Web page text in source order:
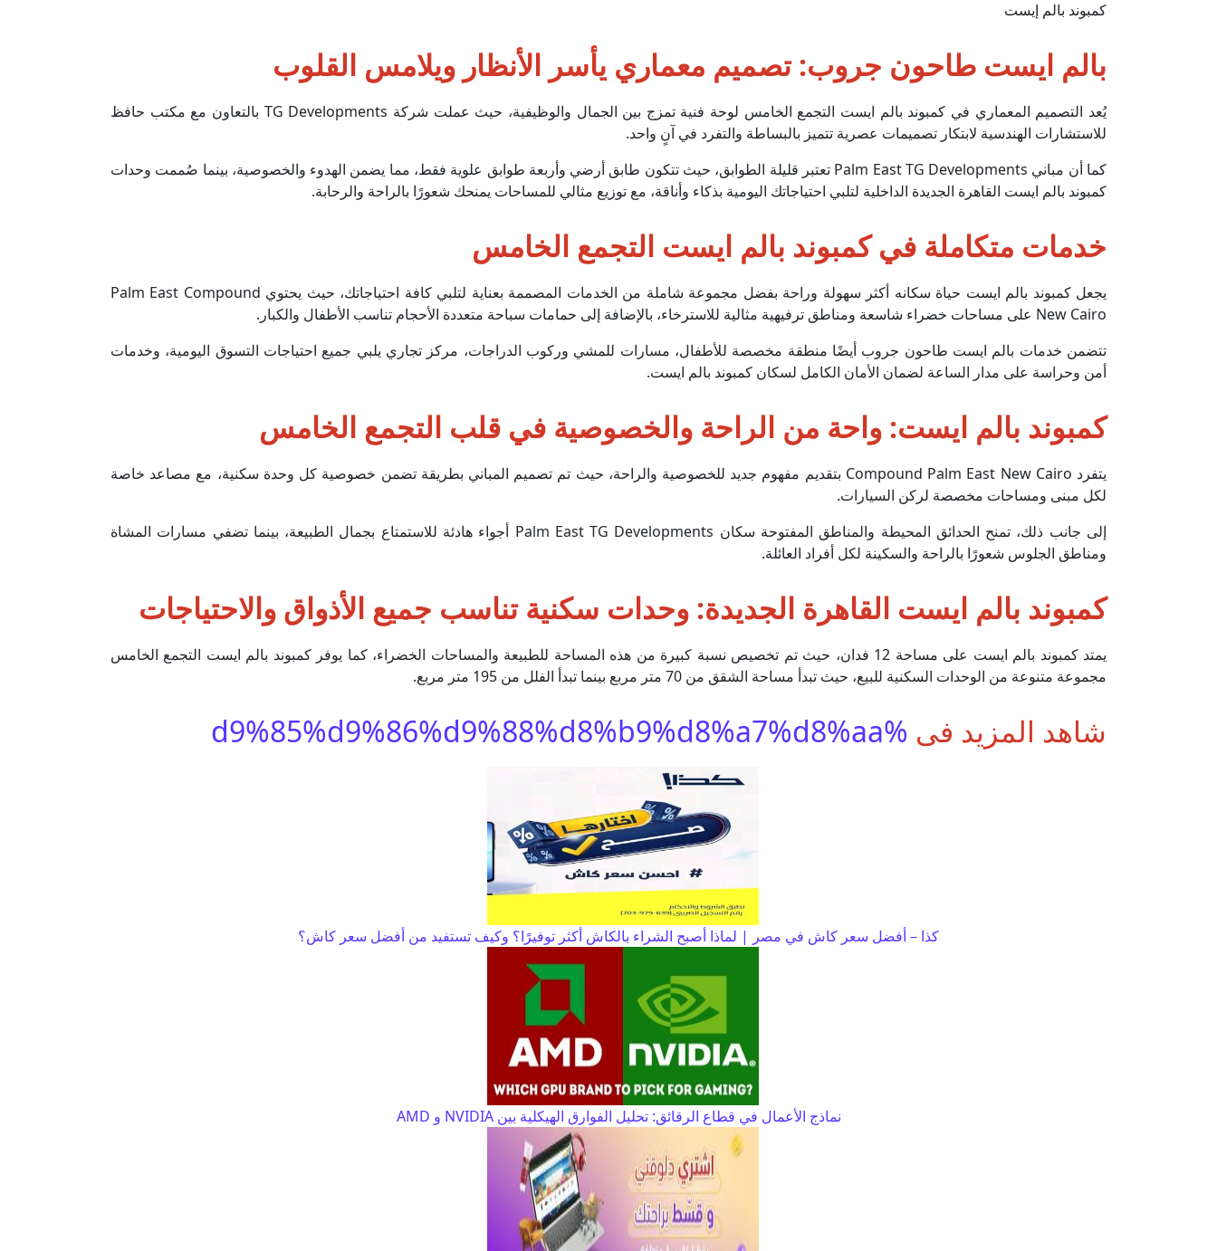
كمبوند بالم إيست
بالم ايست طاحون جروب: تصميم معماري يأسر الأنظار ويلامس القلوب
يُعد التصميم المعماري في كمبوند بالم ايست التجمع الخامس لوحة فنية تمزج بين الجمال والوظيفية، حيث عملت شركة TG Developments بالتعاون مع مكتب حافظ
للاستشارات الهندسية لابتكار تصميمات عصرية تتميز بالبساطة والتفرد في آنٍ واحد.
كما أن مباني Palm East TG Developments تعتبر قليلة الطوابق، حيث تتكون طابق أرضي وأربعة طوابق علوية فقط، مما يضمن الهدوء والخصوصية، بينما صُممت وحدات
كمبوند بالم ايست القاهرة الجديدة الداخلية لتلبي احتياجاتك اليومية بذكاء وأناقة، مع توزيع مثالي للمساحات يمنحك شعورًا بالراحة والرحابة.
خدمات متكاملة في كمبوند بالم ايست التجمع الخامس
يجعل كمبوند بالم ايست حياة سكانه أكثر سهولة وراحة بفضل مجموعة شاملة من الخدمات المصممة بعناية لتلبي كافة احتياجاتك، حيث يحتوي Palm East Compound
New Cairo على مساحات خضراء شاسعة ومناطق ترفيهية مثالية للاسترخاء، بالإضافة إلى حمامات سباحة متعددة الأحجام تناسب الأطفال والكبار.
تتضمن خدمات بالم ايست طاحون جروب أيضًا منطقة مخصصة للأطفال، مسارات للمشي وركوب الدراجات، مركز تجاري يلبي جميع احتياجات التسوق اليومية، وخدمات
أمن وحراسة على مدار الساعة لضمان الأمان الكامل لسكان كمبوند بالم ايست.
كمبوند بالم ايست: واحة من الراحة والخصوصية في قلب التجمع الخامس
يتفرد Compound Palm East New Cairo بتقديم مفهوم جديد للخصوصية والراحة، حيث تم تصميم المباني بطريقة تضمن خصوصية كل وحدة سكنية، مع مصاعد خاصة
لكل مبنى ومساحات مخصصة لركن السيارات.
إلى جانب ذلك، تمنح الحدائق المحيطة والمناطق المفتوحة سكان Palm East TG Developments أجواء هادئة للاستمتاع بجمال الطبيعة، بينما تضفي مسارات المشاة
ومناطق الجلوس شعورًا بالراحة والسكينة لكل أفراد العائلة.
كمبوند بالم ايست القاهرة الجديدة: وحدات سكنية تناسب جميع الأذواق والاحتياجات
يمتد كمبوند بالم ايست على مساحة 12 فدان، حيث تم تخصيص نسبة كبيرة من هذه المساحة للطبيعة والمساحات الخضراء، كما يوفر كمبوند بالم ايست التجمع الخامس
مجموعة متنوعة من الوحدات السكنية للبيع، حيث تبدأ مساحة الشقق من 70 متر مربع بينما تبدأ الفلل من 195 متر مربع.
شاهد المزيد فى %d9%85%d9%86%d9%88%d8%b9%d8%a7%d8%aa
كذا – أفضل سعر كاش في مصر | لماذا أصبح الشراء بالكاش أكثر توفيرًا؟ وكيف تستفيد من أفضل سعر كاش؟
نماذج الأعمال في قطاع الرقائق: تحليل الفوارق الهيكلية بين NVIDIA و AMD